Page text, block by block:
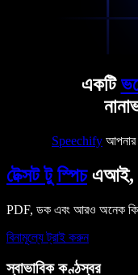
একটি
Speechify আপনার
টেক্সট টু স্পিচএআই,
PDF, ডক এবং আরও অনেক
বিনামূল্যে ট্রাই করুন
স্বাভাবিক কণ্ঠস্বর